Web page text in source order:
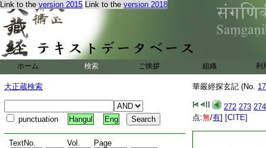
Link to the version 2015 Link to the version 2018
ホーム 検索 ご挨拶 組織 利
大正蔵検索
punctuation Hangul Eng
TextNo. Vol. Page
華嚴經探玄記 (No.
272 273 274
点:無/有] [CITE]
切佛。七安住普賢
以迴向。八身口諸
徳。餘文可知
問此經上下多説普
約三乘故也。問一
地前。何不齊顯。
乘便。地上攝三乘
謂地前劣位即得普
若於地上勝位得普
下當別辨第五會竟